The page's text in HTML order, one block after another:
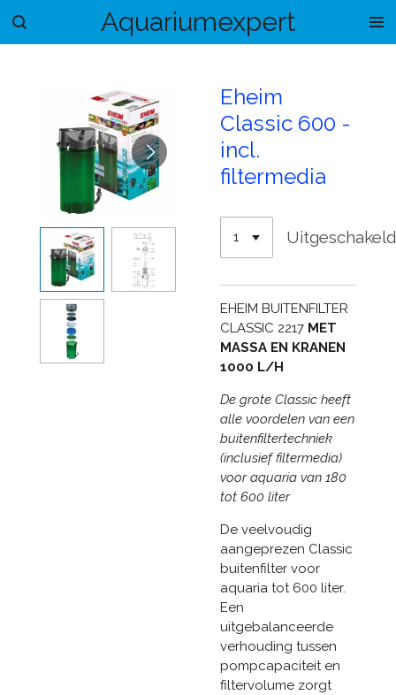
Ga
Aquariumexpert
Eheim
Classic 600 -
incl.
filtermedia
EHEIM BUITENFILTER
CLASSIC 2217 MET
MASSA EN KRANEN
1000 L/H
De grote Classic heeft
alle voordelen van een
buitenfiltertechniek
(inclusief filtermedia)
voor aquaria van 180
tot 600 liter
De veelvoudig
aangeprezen Classic
buitenfilter voor
aquaria tot 600 liter.
Een
uitgebalanceerde
verhouding tussen
pompcapaciteit en
filtervolume zorgt